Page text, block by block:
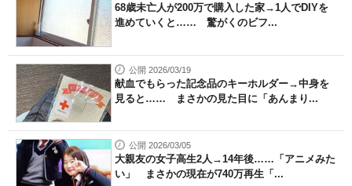
68歳未亡人が200万で購入した家→1人でDIYを
進めていくと…… 驚がくのビフ...
公開 2026/03/19
献血でもらった記念品のキーホルダー→中身を
見ると…… まさかの見た目に「あんまり...
公開 2026/03/05
大親友の女子高生2人→14年後……「アニメみた
い」 まさかの現在が740万再生「...